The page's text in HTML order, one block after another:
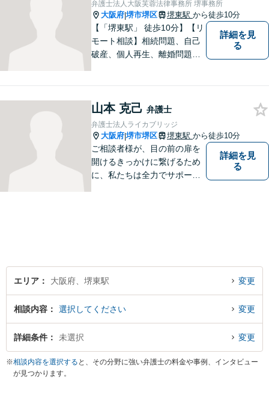
積み重ねていきたいと考えて
います。
弁護士法人大阪芙蓉法律事務所 堺事務所
大阪府|堺市堺区 堺東駅 から徒歩10分
【「堺東駅」 徒歩10分】【リ
モート相談】相続問題、自己
破産、個人再生、離婚問題な
イス致しますので、お気軽に
ご相談ください。
詳細を見
る
山本 克己 弁護士
弁護士法人ライカブリッジ
大阪府|堺市堺区 堺東駅 から徒歩10分
ご相談者様が、目の前の扉を
開けるきっかけに繋げるため
に、私たちは全力でサポート
詳細を見
る
エリア 大阪府、堺東駅 変更
相談内容 選択してください 変更
詳細条件 未選択 変更
※相談内容を選択する と、その分野に強い弁護士の料金や事例、インタビュー
が見つかります。